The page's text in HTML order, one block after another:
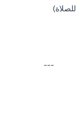
للصلاة)
---